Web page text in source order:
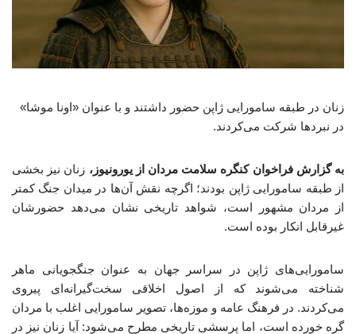
زنان در طبقه سامورایی ژاپن حضور داشتند و با عنوان «اونا موشا»
در نبردها شرکت می‌کردند.
به گزارش فراخوان کنگره سلامت مردان از یورونیوز، زنان نیز بخشی
از طبقه سامورایی ژاپن بودند؛ اگرچه نقش آن‌ها در میدان جنگ کمتر
از مردان مشهور است، شواهد تاریخی نشان می‌دهد حضورشان
غیرقابل انکار بوده است.
سامورایی‌های ژاپن در سراسر جهان به عنوان جنگجویانی ماهر
شناخته می‌شوند که از اصول اخلاقی سخت‌گیرانه‌ای پیروی
می‌کردند. در فرهنگ عامه و موزه‌ها، تصویر سامورایی اغلب با مردان
گره خورده است، اما پرسشی تاریخی مطرح می‌شود: آیا زنان نیز در